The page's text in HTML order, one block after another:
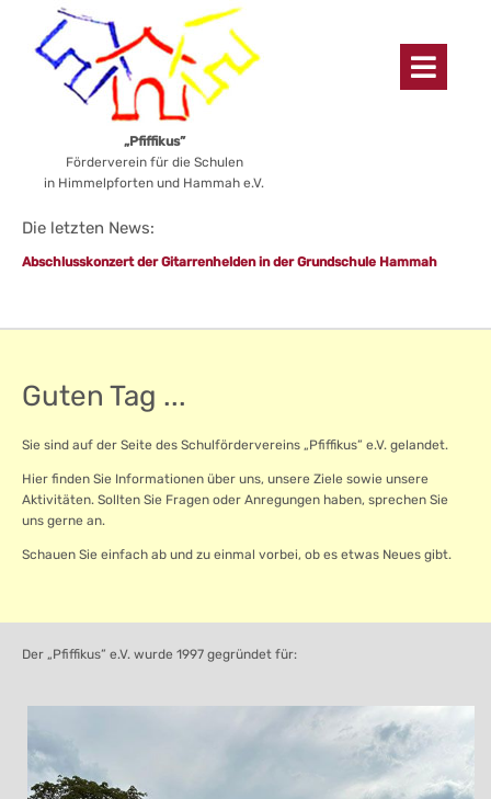
„Pfiffikus”
Förderverein für die Schulen
in Himmelpforten und Hammah e.V.
Die letzten News:
Abschlusskonzert der Gitarrenhelden in der Grundschule Hammah
Guten Tag ...
Sie sind auf der Seite des Schulfördervereins „Pfiffikus” e.V. gelandet.
Hier finden Sie Informationen über uns, unsere Ziele sowie unsere
Aktivitäten. Sollten Sie Fragen oder Anregungen haben, sprechen Sie
uns gerne an.
Schauen Sie einfach ab und zu einmal vorbei, ob es etwas Neues gibt.
Der „Pfiffikus” e.V. wurde 1997 gegründet für: